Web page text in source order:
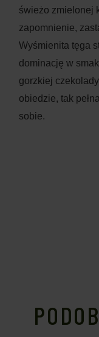
świeżo zmielonej
zapomnienie,
Wyśmienita tęga
dominację w
gorzkiej
obiedzie, tak
sobie.